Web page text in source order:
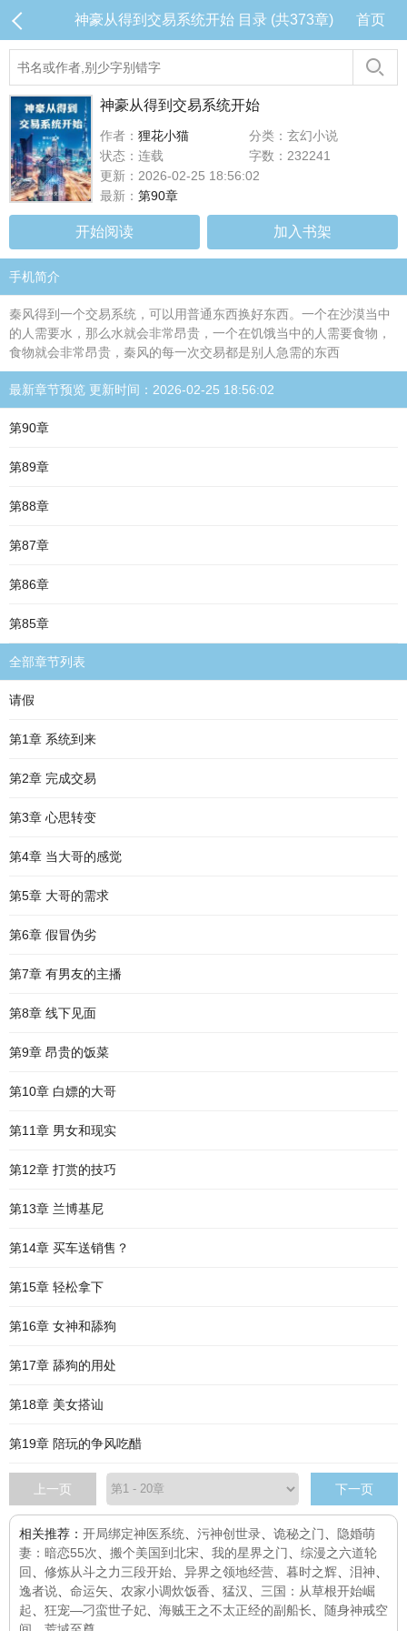
神豪从得到交易系统开始 目录 (共373章) 首页
神豪从得到交易系统开始
作者： 狸花小猫
分类：玄幻小说
状态：连载
字数：232241
更新：2026-02-25 18:56:02
最新： 第90章
开始阅读 加入书架
手机简介
秦风得到一个交易系统，可以用普通东西换好东西。一个在沙漠当中
的人需要水，那么水就会非常昂贵，一个在饥饿当中的人需要食物，
食物就会非常昂贵，秦风的每一次交易都是别人急需的东西
最新章节预览 更新时间：2026-02-25 18:56:02
第90章
第89章
第88章
第87章
第86章
第85章
全部章节列表
请假
第1章 系统到来
第2章 完成交易
第3章 心思转变
第4章 当大哥的感觉
第5章 大哥的需求
第6章 假冒伪劣
第7章 有男友的主播
第8章 线下见面
第9章 昂贵的饭菜
第10章 白嫖的大哥
第11章 男女和现实
第12章 打赏的技巧
第13章 兰博基尼
第14章 买车送销售？
第15章 轻松拿下
第16章 女神和舔狗
第17章 舔狗的用处
第18章 美女搭讪
第19章 陪玩的争风吃醋
上一页 下一页
相关推荐： 开局绑定神医系统 污神创世录 诡秘之门
隐婚萌
妻：暗恋55次
搬个美国到北宋 我的星界之门
综漫之六道轮
回
修炼从斗之力三段开始 异界之领地经营 暮时之辉 泪神
逸者说
命运矢 农家小调炊饭香 猛汉
三国：从草根开始崛
起
狂宠—刁蛮世子妃 海贼王之不太正经的副船长
随身神戒空